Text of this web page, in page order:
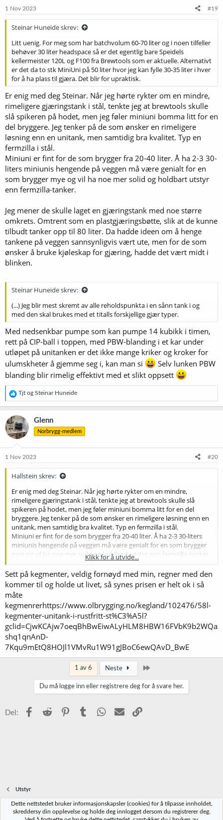
e
1 Nov 2023 #19
Steinar Huneide skrev:
Litt uenig. For meg som har batchvolum 60-70 liter og i noen tilfeller
behøver 30 liter headspace så er det egentlig bare Speidels
kellermeister 120L og F100 fra Brewtools som er aktuelle. Alternativt
er det da to stk MiniUni på 50 liter hvor jeg kan fylle 30-35 liter i hver
for å ha plass til gjæra. Det blir for upraktisk.
Er enig med deg Steinar. Når jeg hørte rykter om en mindre,
rimeligere gjæringstank i stål, tenkte jeg at brewtools skulle
slå spikeren på hodet, men jeg føler miniuni bomma litt for en
del bryggere. Jeg tenker på de som ønsker en rimeligere
løsning enn en unitank, men samtidig bra kvalitet. Typ en
fermzilla i stål.
Miniuni er fint for de som brygger fra 20-40 liter. Å ha 2-3 30-
liters miniunis hengende på veggen må være genialt for en
som brygger mye og vil ha noe mer solid og holdbart utstyr
enn fermzilla-tanker.
Jeg mener de skulle laget en gjæringstank med noe større
omkrets. Omtrent som en plastgjæringsbøtte, slik at de kunne
tilbudt tanker opp til 80 liter. Da hadde ideen om å henge
tankene på veggen sannsynligvis vært ute, men for de som
ønsker å bruke kjøleskap for gjæring, hadde det vært midt i
blinken.
Steinar Huneide skrev:
(...) Jeg blir mest skremt av alle reholdspunkta i en sånn tank i og
med den skal brukes med et titalls forskjellige gjær typer.
Med nedsenkbar pumpe som kan pumpe 14 kubikk i timen,
rett på CIP-ball i toppen, med PBW-blanding i et kar under
utløpet på unitanken er det ikke mange kriker og kroker for
ulumskheter å gjemme seg i, kan man si
Selv lunken PBW
blanding blir rimelig effektivt med et slikt oppsett
R
e
a
k
s
j
o
e
Tjt og Steinar Huneide
Glenn
Norbrygg-medlem
1 Nov 2023 #20
Hallstein skrev:
Er enig med deg Steinar. Når jeg hørte rykter om en mindre,
rimeligere gjæringstank i stål, tenkte jeg at brewtools skulle slå
spikeren på hodet, men jeg føler miniuni bomma litt for en del
bryggere. Jeg tenker på de som ønsker en rimeligere løsning enn en
unitank, men samtidig bra kvalitet. Typ en fermzilla i stål.
Miniuni er fint for de som brygger fra 20-40 liter. Å ha 2-3 30-liters
miniunis hengende på veggen må være genialt for en som brygger
mye og vil ha noe mer solid og holdbart utstyr enn fermzilla-tanker.
Jeg mener de skulle laget en gjæringstank med noe større omkrets.
Omtrent som en plastgjæringsbøtte, slik at de kunne tilbudt tanker
opp til 80 liter. Da hadde ideen om å henge tankene på veggen
sannsynligvis vært ute, men for de som ønsker å bruke kjøleskap for
gjæring, hadde det vært midt i blinken.
Med nedsenkbar pumpe som kan pumpe 14 kubikk i timen, rett på
CIP-ball i toppen, med PBW-blanding i et kar under utløpet på
unitanken er det ikke mange kriker og kroker for ulumskheter å
gjemme seg i, kan man si
Selv lunken PBW blanding blir rimelig
effektivt med et slikt oppsett
Klikk for å utvide...
Sett på kegmenter, veldig fornøyd med min, regner med den
kommer til og holde ut livet, så synes prisen er helt ok i så
måte
kegmenrerhttps://www.olbrygging.no/kegland/102476/58l-
kegmenter-unitank-i-rustfritt-st%C3%A5l?
gclid=CjwKCAjw7oeqBhBwEiwALyHLM8HBW16FVbK9b2WQa
shq1qnAnD-
7Kqu9mEtQ8HOJl1VMvRu1W91gJBoC6ewQAvD_BwE
1 av 6 Neste
Du må logge inn eller registrere deg for å svare her.
Del: Facebook
Reddit PinterestTumblr WhatsApp
E-post
Utstyr
Norbrygg-default
Dette nettstedet bruker informasjonskapsler (cookies) for å tilpasse innholdet,
skreddersy din opplevelse og holde deg innlogget dersom du registrerer deg.